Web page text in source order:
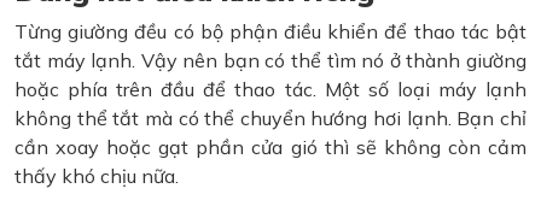
Từng giường đều có bộ phận điều khiển để thao tác bật
tắt máy lạnh. Vậy nên bạn có thể tìm nó ở thành giường
hoặc phía trên đầu để thao tác. Một số loại máy lạnh
không thể tắt mà có thể chuyển hướng hơi lạnh. Bạn chỉ
cần xoay hoặc gạt phần cửa gió thì sẽ không còn cảm
thấy khó chịu nữa.